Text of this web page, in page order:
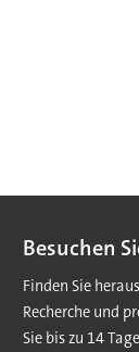
Besuchen
Finden Sie
Recherche und
Sie bis zu 14